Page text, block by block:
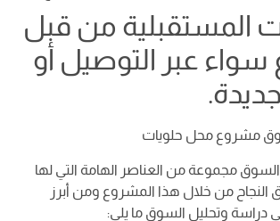
المستقبلية من قبل
عبر التوصيل أو
مشروع محل حلويات
مجموعة من العناصر الهامة التي لها
النجاح من خلال هذا المشروع ومن أبرز
دراسة وتحليل السوق ما يلي: